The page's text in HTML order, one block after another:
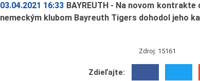
03.04.2021 16:33 BAYREUTH - Na novom
nemeckým klubom Bayreuth Tigers dohodol jeho
Zdroj: 15161
Zdieľajte: